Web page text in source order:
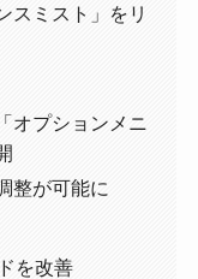
スミスト」をリ
オプションメニ
整が可能に
を改善